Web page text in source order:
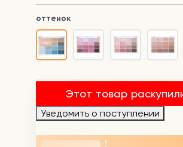
оттенок
Этот товар
Уведомить о поступлении